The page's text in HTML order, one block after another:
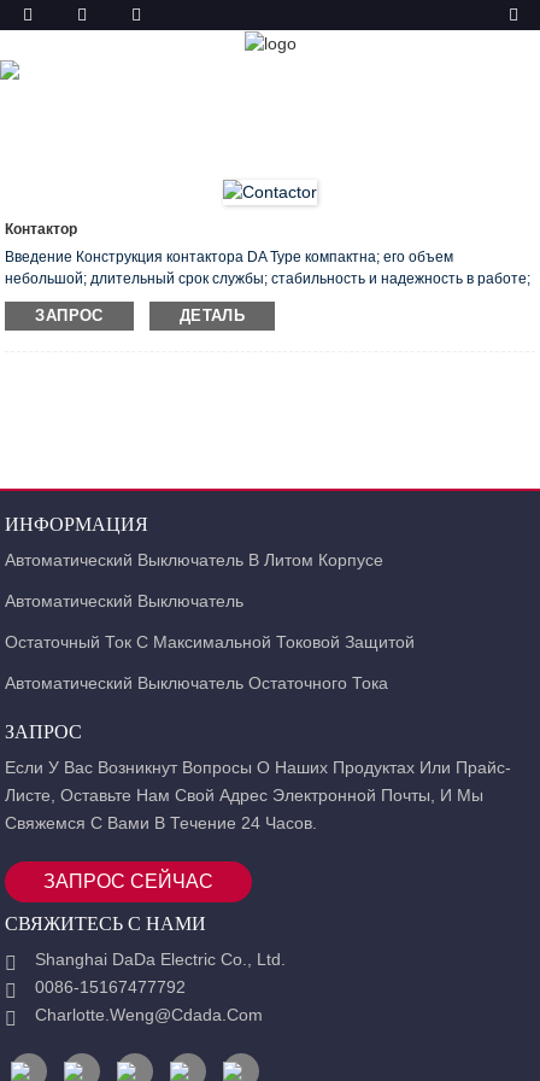
ТОВАР
Контактор
Введение Конструкция контактора DA Type компактна; его объем
небольшой; длительный срок службы; стабильность и надежность в работе;
установка проста в обслуживании. Вспомогательных контактов много, что
позволяет удовлетворить различные потребности рынка. Он в основном
ЗАПРОС ДЕТАЛЬ
ИНФОРМАЦИЯ
Автоматический Выключатель В Литом Корпусе
Автоматический Выключатель
Остаточный Ток С Максимальной Токовой Защитой
Автоматический Выключатель Остаточного Тока
ЗАПРОС
Если У Вас Возникнут Вопросы О Наших Продуктах Или Прайс-
Листе, Оставьте Нам Свой Адрес Электронной Почты, И Мы
Свяжемся С Вами В Течение 24 Часов.
ЗАПРОС СЕЙЧАС
СВЯЖИТЕСЬ С НАМИ
Shanghai DaDa Electric Co., Ltd.
0086-15167477792
Charlotte.weng@cdada.com